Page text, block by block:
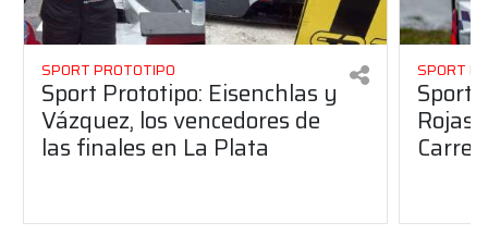
SPORT PROTOTIPO
Sport Prototipo: Eisenchlas y
Vázquez, los vencedores de
las finales en La Plata
SPORT
Sport